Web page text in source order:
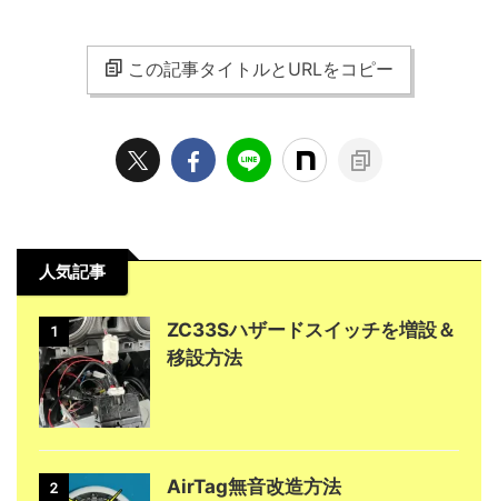
この記事タイトルとURLをコピー
人気記事
1
ZC33Sハザードスイッチを増設＆
移設方法
2 AirTag無音改造方法